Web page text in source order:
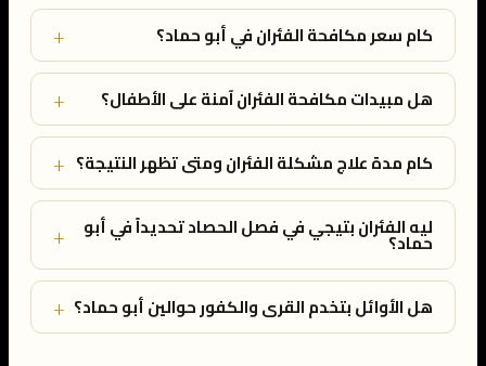
كام سعر مكافحة الفئران في أبو حماد؟ +
هل مبيدات مكافحة الفئران آمنة على الأطفال؟ +
كام مدة علاج مشكلة الفئران ومتى تظهر النتيجة؟ +
ليه الفئران بتيجي في فصل الحصاد تحديداً في أبو
حماد؟ +
هل الأوائل بتخدم القرى والكفور حوالين أبو حماد؟ +